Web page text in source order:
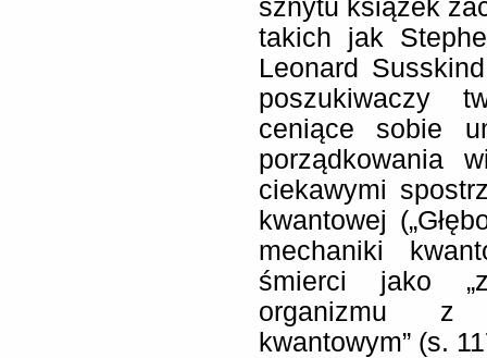
sznytu książek
takich jak
Leonard
poszukiwaczy
ceniące sobie
porządkowania
ciekawymi
kwantowej
mechaniki
śmierci jako
organizmu z
kwantowym” (s.